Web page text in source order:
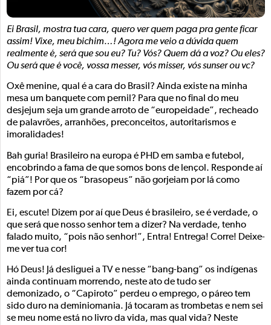
Ei Brasil, mostra tua cara, quero ver quem paga pra gente ficar
assim! Vixe, meu bichim…! Agora me veio a dúvida quem
realmente é, será que sou eu? Tu? Vós? Quem dá a voz? Ou eles?
Ou será que é você, vossa messer, vós misser, vós sunser ou vc?
Oxê menine, qual é a cara do Brasil? Ainda existe na minha
mesa um banquete com pernil? Para que no final do meu
desjejum seja um grande arroto de “europeidade”, recheado
de palavrões, arranhões, preconceitos, autoritarismos e
imoralidades!
Bah guria! Brasileiro na europa é PHD em samba e futebol,
encobrindo a fama de que somos bons de lençol. Responde aí
“piá”! Por que os “brasopeus” não gorjeiam por lá como
fazem por cá?
Ei, escute! Dizem por aí que Deus é brasileiro, se é verdade, o
que será que nosso senhor tem a dizer? Na verdade, tenho
falado muito, “pois não senhor!”, Entra! Entrega! Corre! Deixe-
me ver tua cor!
Hó Deus! Já desliguei a TV e nesse “bang-bang” os indígenas
ainda continuam morrendo, neste ato de tudo ser
demonizado, o “Capiroto” perdeu o emprego, o páreo tem
sido duro na deminiomania. Já tocaram as trombetas e nem sei
se meu nome está no livro da vida, mas qual vida? Neste